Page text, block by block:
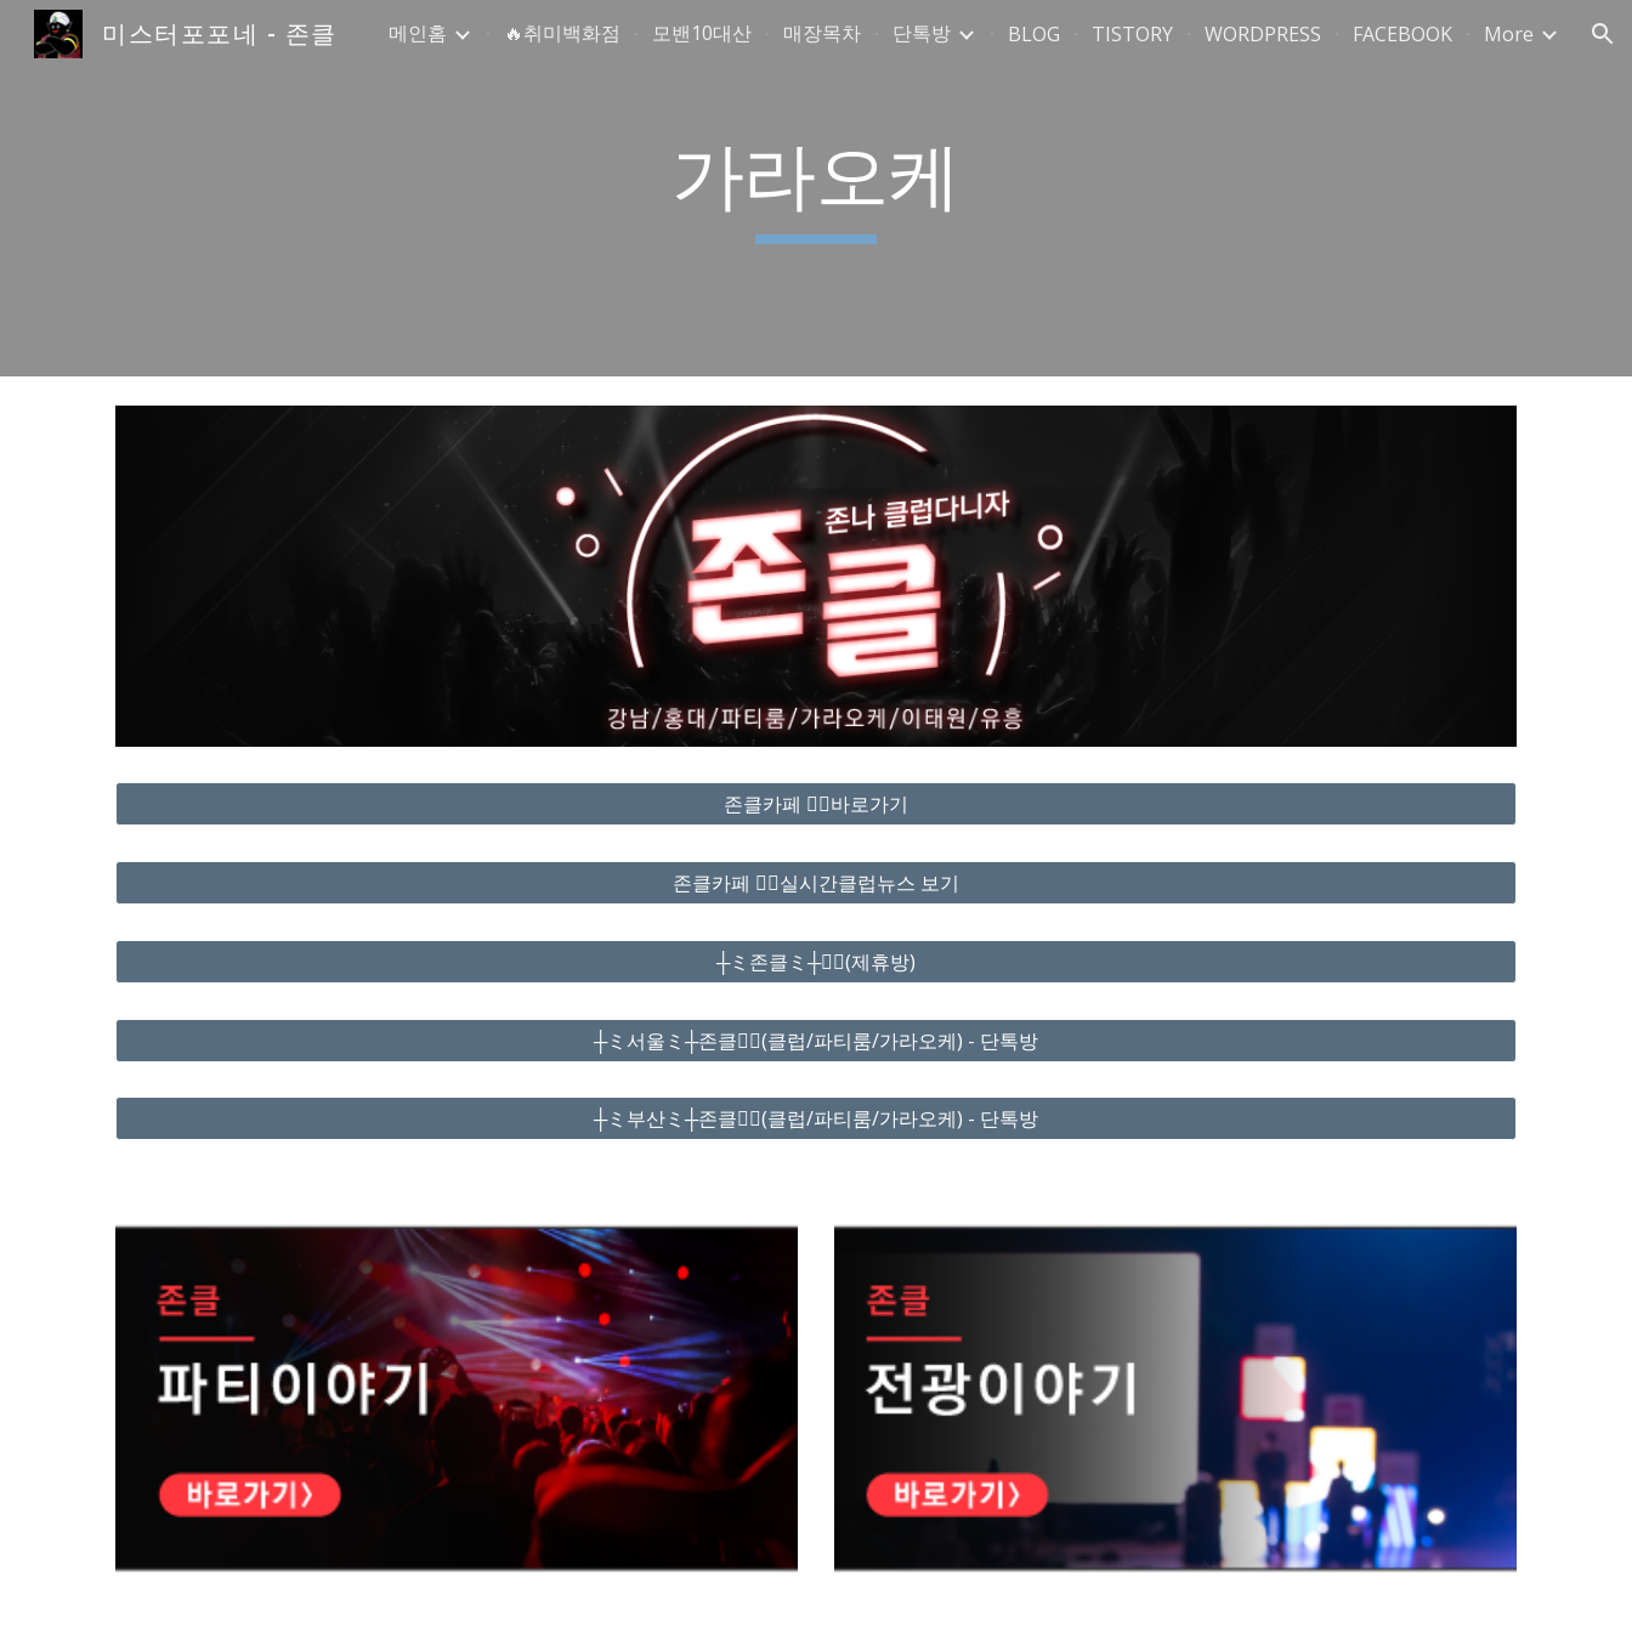
Skip to main content Skip to navigation
미스터포포네 - 존클 메인홈 🔥취미백화점 모밴10대산 매장목차 단톡방 BLOG TISTORY WORDPRESS FACEBOOK More
가라오케
존클카페 ❤️‍🔥바로가기
존클카페 ❤️‍🔥실시간클럽뉴스 보기
┼ミ존클ミ┼❤️‍🔥(제휴방)
┼ミ서울ミ┼존클❤️‍🔥(클럽/파티룸/가라오케) - 단톡방
┼ミ부산ミ┼존클❤️‍🔥(클럽/파티룸/가라오케) - 단톡방